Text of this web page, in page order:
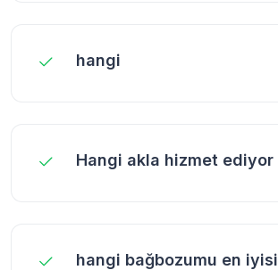
hangi
Hangi akla hizmet ediyor
hangi bağbozumu en iyisi